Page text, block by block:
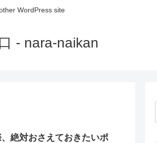
WordPress site
- nara-naikan
絶対おさえておきたいポ